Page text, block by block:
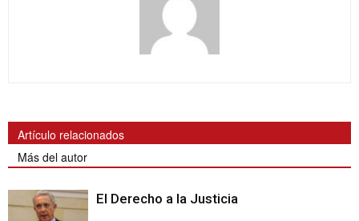
Artículo relacionados
Más del autor
El Derecho a la Justicia